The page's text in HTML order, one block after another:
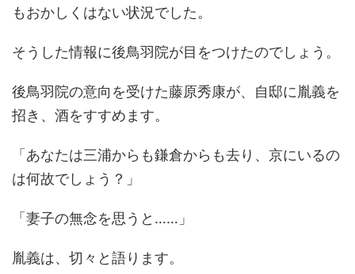
もおかしくはない状況でした。
そうした情報に後鳥羽院が目をつけたのでしょう。
後鳥羽院の意向を受けた藤原秀康が、自邸に胤義を
招き、酒をすすめます。
「あなたは三浦からも鎌倉からも去り、京にいるの
は何故でしょう？」
「妻子の無念を思うと……」
胤義は、切々と語ります。